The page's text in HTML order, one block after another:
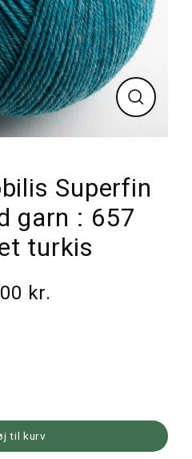
Luk
Superfin
garn : 657
turkis
Normalpris
kr.
til kurv